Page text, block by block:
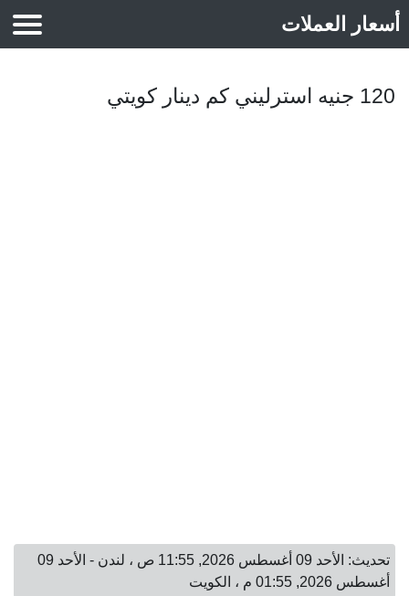
أسعار العملات
120 جنيه استرليني كم دينار كويتي
تحديث: الأحد 09 أغسطس 2026, 11:55 ص ، لندن - الأحد 09
أغسطس 2026, 01:55 م ، الكويت